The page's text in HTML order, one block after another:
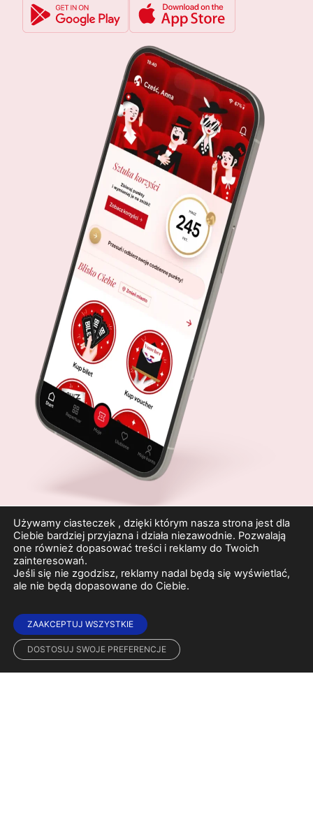
Wyjątkowe miejsce na rozrywkowej mapie Poznania. Jedyny taki
dekoracjom w stylu art deco. Dwie sale, kawiarnia, seanse filmowe i
przedstawienia teatralne czekają na gości chcących poczuć klimat
Poznania lat 20-30 ubiegłego stulecia. Ze względu na wiek i
charakter budynku, nie posiadamy windy, ale podjazdu dla
Używamy ciasteczek , dzięki którym nasza strona jest dla
Ciebie bardziej przyjazna i działa niezawodnie. Pozwalają
one również dopasować treści i reklamy do Twoich
zainteresowań.
Jeśli się nie zgodzisz, reklamy nadal będą się wyświetlać,
ale nie będą dopasowane do Ciebie.
ZAAKCEPTUJ WSZYSTKIE
DOSTOSUJ SWOJE PREFERENCJE